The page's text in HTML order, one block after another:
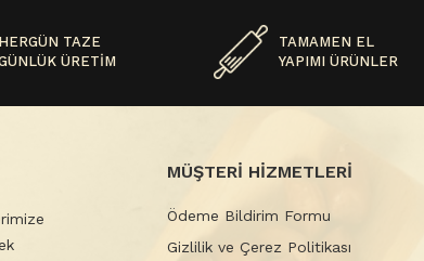
HERGÜN TAZE
ÜRETİM
TAMAMEN EL
YAPIMI ÜRÜNLER
MÜŞTERİ HİZMETLERİ
Ödeme Bildirim Formu
Gizlilik ve Çerez Politikası